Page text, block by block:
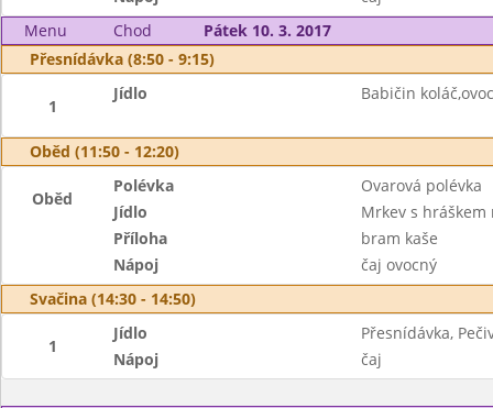
Menu
Chod
Pátek 10. 3. 2017
Přesnídávka (8:50 - 9:15)
1
Jídlo Babičin
Oběd (11:50 - 12:20)
Oběd
Polévka
Ovarová polévka
Jídlo
Mrkev s hráškem
Příloha
bram kaše
Nápoj
čaj ovocný
Svačina (14:30 - 14:50)
1
Jídlo
Přesnídávka,
Nápoj
čaj